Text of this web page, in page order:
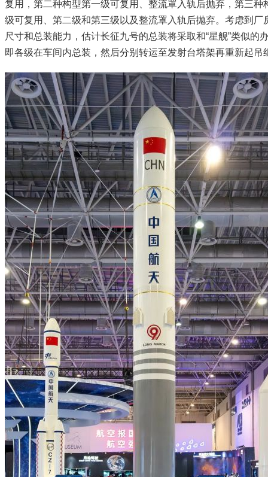
复用，第二种构型第一级可复用、整流罩入轨后抛弃，第三种
级可复用、第二级和第三级以及整流罩入轨后抛弃。考虑到厂
尺寸和总装能力，估计长征九号的总装将采取和“星舰”类似的
即各级在车间内总装，然后分别转运至发射台塔架再重新起吊